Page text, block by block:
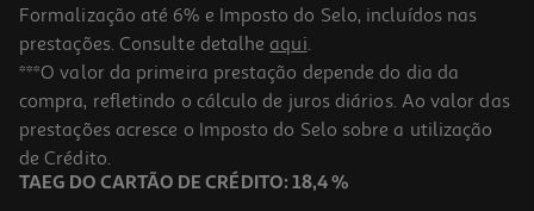
Formalização até 6% e Imposto do Selo, incluídos nas
prestações. Consulte detalhe aqui.
***O valor da primeira prestação depende do dia da
compra, refletindo o cálculo de juros diários. Ao valor das
prestações acresce o Imposto do Selo sobre a utilização
de Crédito.
TAEG DO CARTÃO DE CRÉDITO: 18,4 %